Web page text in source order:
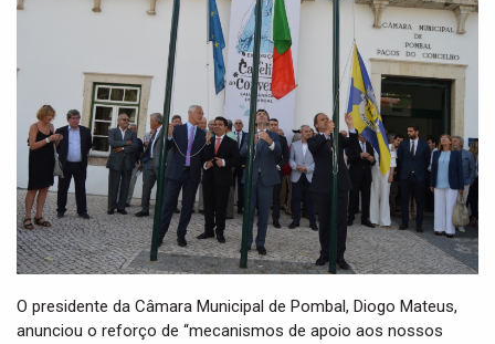
n
O presidente da Câmara Municipal de Pombal, Diogo Mateus,
anunciou o reforço de “mecanismos de apoio aos nossos